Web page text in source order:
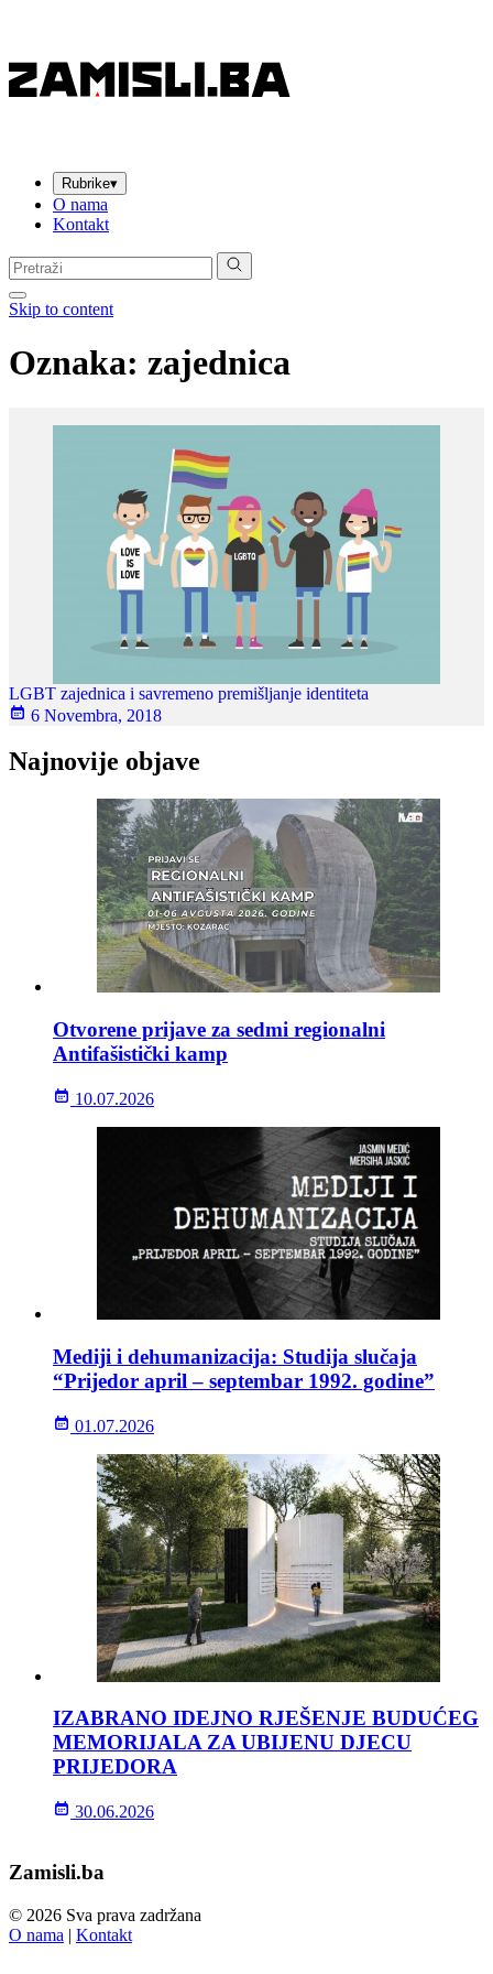
Rubrike▾
O nama
Kontakt
Pretraga:
Skip to content
Oznaka: zajednica
LGBT zajednica i savremeno premišljanje identiteta
6 Novembra, 2018
Najnovije objave
Otvorene prijave za sedmi regionalni
Antifašistički kamp
10.07.2026
Mediji i dehumanizacija: Studija slučaja
“Prijedor april – septembar 1992. godine”
01.07.2026
IZABRANO IDEJNO RJEŠENJE BUDUĆEG
MEMORIJALA ZA UBIJENU DJECU
PRIJEDORA
30.06.2026
Zamisli.ba
© 2026 Sva prava zadržana
O nama | Kontakt